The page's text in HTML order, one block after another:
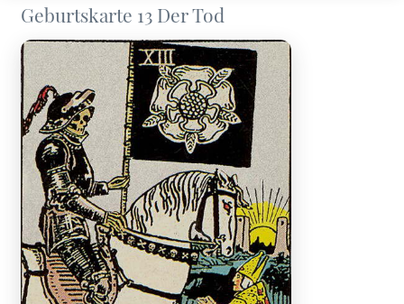
Geburtskarte 13 Der Tod